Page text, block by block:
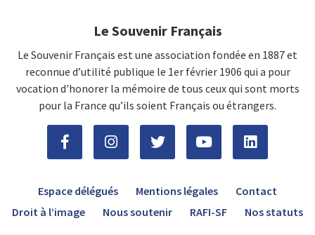
Le Souvenir Français
Le Souvenir Français est une association fondée en 1887 et
reconnue d’utilité publique le 1er février 1906 qui a pour
vocation d'honorer la mémoire de tous ceux qui sont morts
pour la France qu’ils soient Français ou étrangers.
Espace délégués Mentions légales
Contact
Droit à l’image
Nous soutenir RAFI-SF Nos statuts